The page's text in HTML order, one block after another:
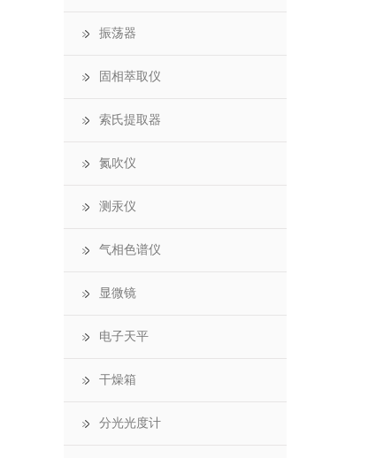
振荡器
固相萃取仪
索氏提取器
氮吹仪
测汞仪
气相色谱仪
显微镜
电子天平
干燥箱
分光光度计